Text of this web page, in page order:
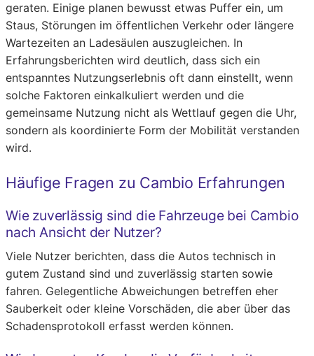
geraten. Einige planen bewusst etwas Puffer ein, um
Staus, Störungen im öffentlichen Verkehr oder längere
Wartezeiten an Ladesäulen auszugleichen. In
Erfahrungsberichten wird deutlich, dass sich ein
entspanntes Nutzungserlebnis oft dann einstellt, wenn
solche Faktoren einkalkuliert werden und die
gemeinsame Nutzung nicht als Wettlauf gegen die Uhr,
sondern als koordinierte Form der Mobilität verstanden
wird.
Häufige Fragen zu Cambio Erfahrungen
Wie zuverlässig sind die Fahrzeuge bei Cambio
nach Ansicht der Nutzer?
Viele Nutzer berichten, dass die Autos technisch in
gutem Zustand sind und zuverlässig starten sowie
fahren. Gelegentliche Abweichungen betreffen eher
Sauberkeit oder kleine Vorschäden, die aber über das
Schadensprotokoll erfasst werden können.